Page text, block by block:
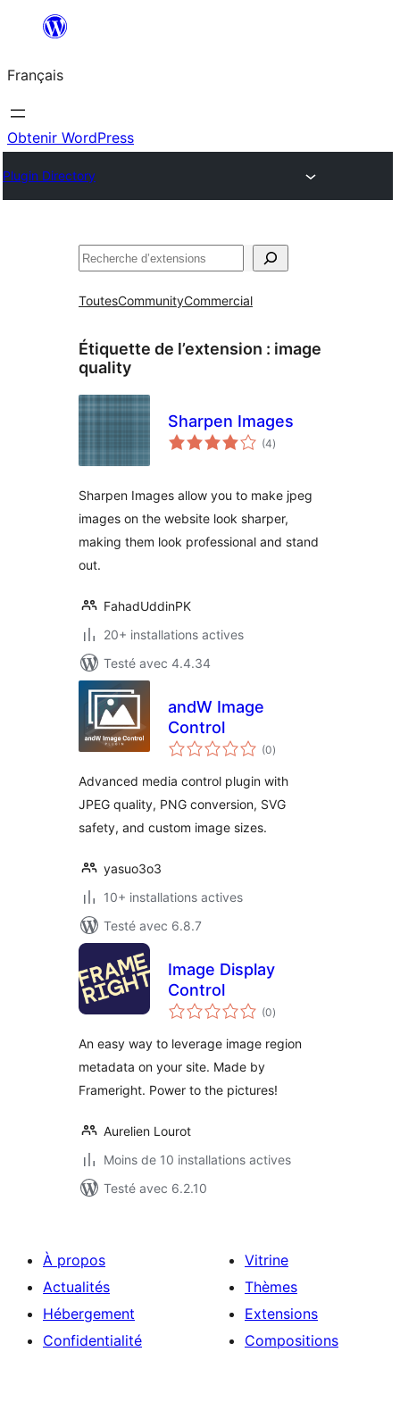
contenu
Français
Obtenir WordPress
Plugin Directory
Rechercher
ToutesCommunityCommercial
Étiquette de l’extension : image
quality
Sharpen Images
(4notes
en
)
Sharpen Images allow you to make jpeg
images on the website look sharper,
making them look professional and stand
out.
FahadUddinPK
20+ installations actives
Testé avec 4.4.34
andW Image
Control
(0notes
en
)
Advanced media control plugin with
JPEG quality, PNG conversion, SVG
safety, and custom image sizes.
yasuo3o3
10+ installations actives
Testé avec 6.8.7
Image Display
Control
(0notes
en
)
An easy way to leverage image region
metadata on your site. Made by
Frameright. Power to the pictures!
Aurelien Lourot
Moins de 10 installations actives
Testé avec 6.2.10
À propos
Actualités
Hébergement
Confidentialité
Vitrine
Thèmes
Extensions
Compositions